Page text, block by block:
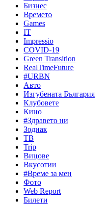
Бизнес
Времето
Games
IT
Impressio
COVID-19
Green Transition
RealTimeFuture
#URBN
Авто
Изгубената България
Клубовете
Кино
#Здравето ни
Зодиак
ТВ
Trip
Вицове
Вкусотии
#Време за мен
Фото
Web Report
Билети